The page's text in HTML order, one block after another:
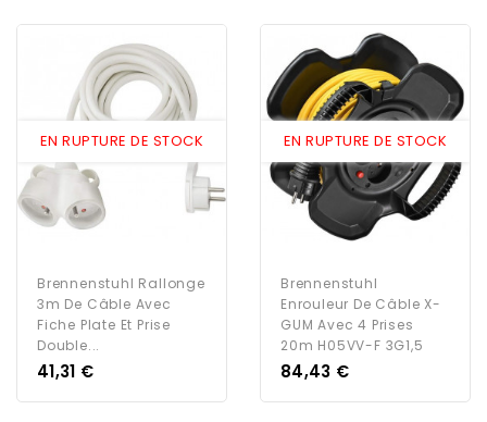
EN RUPTURE DE STOCK
Brennenstuhl Rallonge
3m De Câble Avec
Fiche Plate Et Prise
Double...
Prix
41,31 €
EN RUPTURE DE STOCK
Brennenstuhl
Enrouleur De Câble X-
GUM Avec 4 Prises
20m H05VV-F 3G1,5
Prix
84,43 €